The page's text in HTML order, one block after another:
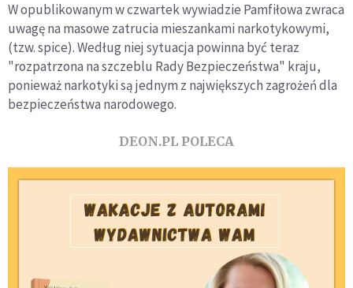
W opublikowanym w czwartek wywiadzie Pamfiłowa zwraca
uwagę na masowe zatrucia mieszankami narkotykowymi,
(tzw. spice). Według niej sytuacja powinna być teraz
"rozpatrzona na szczeblu Rady Bezpieczeństwa" kraju,
ponieważ narkotyki są jednym z największych zagrożeń dla
bezpieczeństwa narodowego.
DEON.PL POLECA